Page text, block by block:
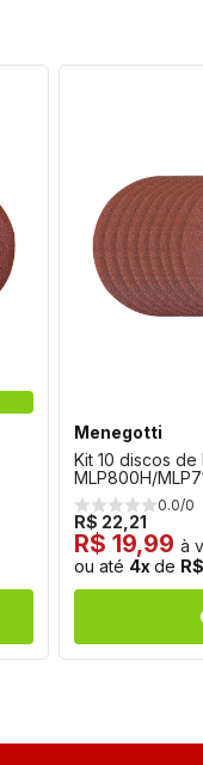
Menegotti
Kit 10 discos de
MLP800H/
0.0/0
R$ 22,21
R$ 19,99 à
ou até 4x de